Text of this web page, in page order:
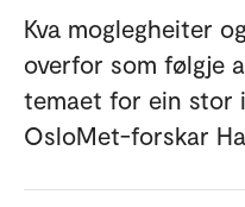
Kva moglegheiter
overfor som følgje
temaet for ein stor
OsloMet-forskar